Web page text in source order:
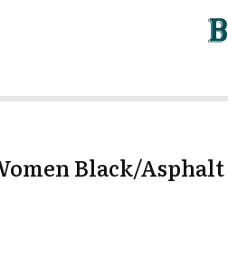
Black/Asphalt